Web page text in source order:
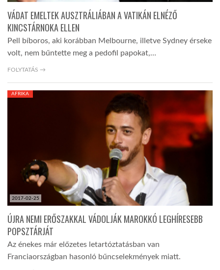
VÁDAT EMELTEK AUSZTRÁLIÁBAN A VATIKÁN ELNÉZŐ
KINCSTÁRNOKA ELLEN
Pell bíboros, aki korábban Melbourne, illetve Sydney érseke
volt, nem bűntette meg a pedofil papokat,…
FOLYTATÁS →
2017-02-25
AFRIKA
ÚJRA NEMI ERŐSZAKKAL VÁDOLJÁK MAROKKÓ LEGHÍRESEBB
POPSZTÁRJÁT
Az énekes már előzetes letartóztatásban van
Franciaországban hasonló bűncselekmények miatt.